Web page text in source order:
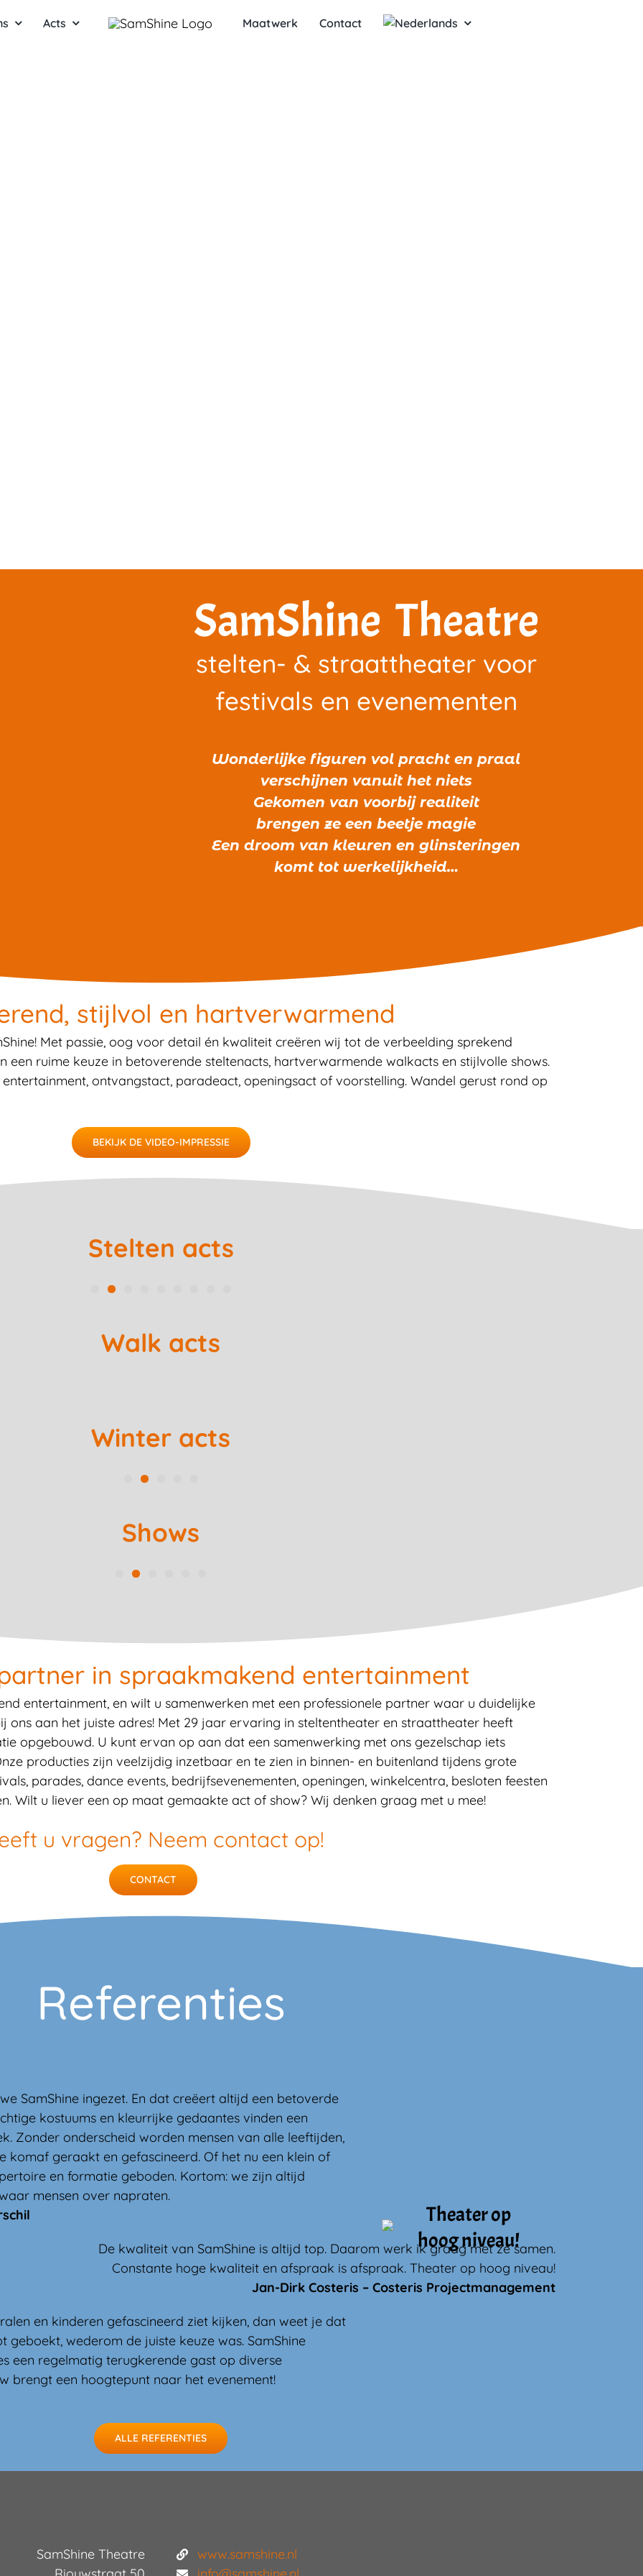
Acts Maatwerk Contact
SamShine Theatre
stelten- & straattheater voor
festivals en evenementen
Wonderlijke figuren vol pracht en praal
verschijnen vanuit het niets
Gekomen van voorbij realiteit
brengen ze een beetje magie
Een droom van kleuren en glinsteringen
komt tot werkelijkheid…
stijlvol en hartverwarmend
Met passie, oog voor detail én kwaliteit creëren wij tot de verbeelding sprekend
een ruime keuze in betoverende steltenacts, hartverwarmende walkacts en stijlvolle shows.
ontvangstact, paradeact, openingsact of voorstelling. Wandel gerust rond op
BEKIJK DE VIDEO-IMPRESSIE
Stelten acts
Walk acts
Winter acts
Shows
in spraakmakend entertainment
entertainment, en wilt u samenwerken met een professionele partner waar u duidelijke
ons aan het juiste adres! Met 29 jaar ervaring in steltentheater en straattheater heeft
opgebouwd. U kunt ervan op aan dat een samenwerking met ons gezelschap iets
producties zijn veelzijdig inzetbaar en te zien in binnen- en buitenland tijdens grote
parades, dance events, bedrijfsevenementen, openingen, winkelcentra, besloten feesten
Wilt u liever een op maat gemaakte act of show? Wij denken graag met u mee!
u vragen? Neem contact op!
CONTACT
Referenties
SamShine ingezet. En dat creëert altijd een betoverde
kostuums en kleurrijke gedaantes vinden een
Zonder onderscheid worden mensen van alle leeftijden,
komaf geraakt en gefascineerd. Of het nu een klein of
en formatie geboden. Kortom: we zijn altijd
mensen over napraten.
Theater op
hoog niveau!
De kwaliteit van SamShine is altijd top. Daarom werk ik graag met ze samen.
Constante hoge kwaliteit en afspraak is afspraak. Theater op hoog niveau!
Jan-Dirk Costeris – Costeris Projectmanagement
en kinderen gefascineerd ziet kijken, dan weet je dat
geboekt, wederom de juiste keuze was. SamShine
een regelmatig terugkerende gast op diverse
brengt een hoogtepunt naar het evenement!
ALLE REFERENTIES
SamShine Theatre
www.samshine.nl